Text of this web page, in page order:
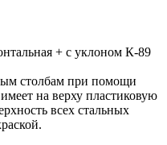
+ с уклоном К-89
столбам при помощи
на верху пластиковую
всех стальных